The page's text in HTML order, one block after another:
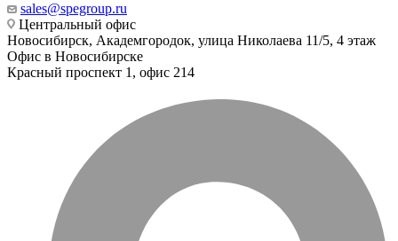
sales@spegroup.ru
Центральный офис
Новосибирск, Академгородок, улица Николаева 11/5, 4 этаж
Офис в Новосибирске
Красный проспект 1, офис 214